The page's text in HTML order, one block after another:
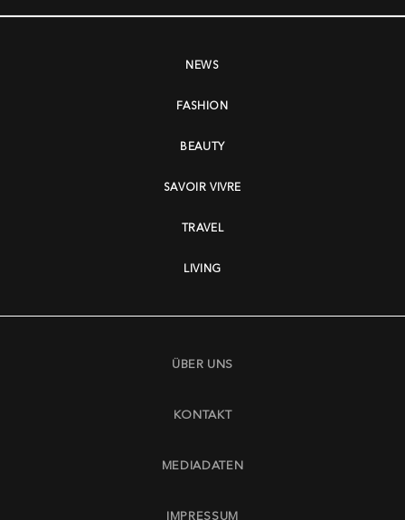
NEWS
FASHION
BEAUTY
SAVOIR VIVRE
TRAVEL
LIVING
ÜBER UNS
KONTAKT
MEDIADATEN
IMPRESSUM